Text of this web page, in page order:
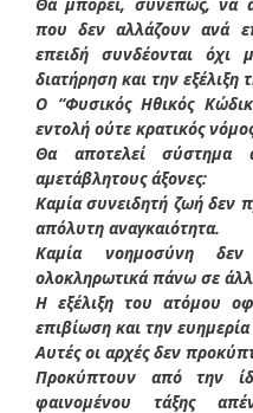
που δεν αλλάζουν ανά
επειδή συνδέονται
διατήρηση και την εξέλιξη
Ο “Φυσικός Ηθικός
εντολή ούτε κρατικός
Θα αποτελεί σύστημα
αμετάβλητους άξονες:
Καμία συνειδητή ζωή δεν
απόλυτη αναγκαιότητα.
Καμία νοημοσύνη δεν
ολοκληρωτικά πάνω σε
Η εξέλιξη του ατόμου
επιβίωση και την
Αυτές οι αρχές δεν
Προκύπτουν από την
φαινομένου τάξης